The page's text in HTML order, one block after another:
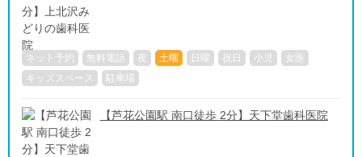
ネット予約 無料電話 夜 土曜 日曜 祝日 小児
女医
キッズスペース
駐車場
【芦花公園駅 南口徒歩 2分】天下堂歯科医院